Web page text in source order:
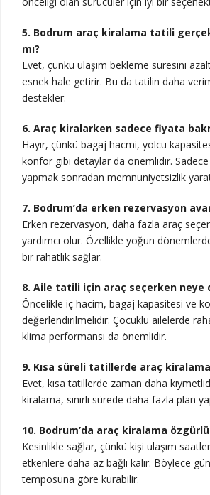
5. Bodrum araç kiralama tatili
mı?
Evet, çünkü ulaşım bekleme süresini
esnek hale getirir. Bu da tatilin daha
destekler.
6. Araç kiralarken sadece fiyata
Hayır, çünkü bagaj hacmi, yolcu
konfor gibi detaylar da önemlidir.
yapmak sonradan memnuniyetsizlik
7. Bodrum’da erken rezervasyon
Erken rezervasyon, daha fazla araç
yardımcı olur. Özellikle yoğun
bir rahatlık sağlar.
8. Aile tatili için araç seçerken neye
Öncelikle iç hacim, bagaj kapasitesi ve
değerlendirilmelidir. Çocuklu ailelerde
klima performansı da önemlidir.
9. Kısa süreli tatillerde araç
Evet, kısa tatillerde zaman daha
kiralama, sınırlı sürede daha fazla plan
10. Bodrum’da araç kiralama
Kesinlikle sağlar, çünkü kişi ulaşım
etkenlere daha az bağlı kalır. Böylece
temposuna göre kurabilir.